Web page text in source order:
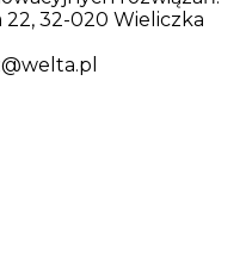
22, 32-020 Wieliczka